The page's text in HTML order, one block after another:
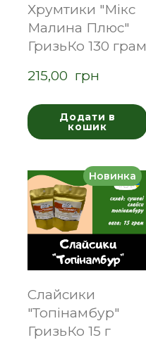
Хрумтики "Мікс
Малина Плюс"
ГризьКо 130 грам
215,00  грн
Додати в
кошик
Новинка
Слайсики
"Топінамбур"
ГризьКо 15 г